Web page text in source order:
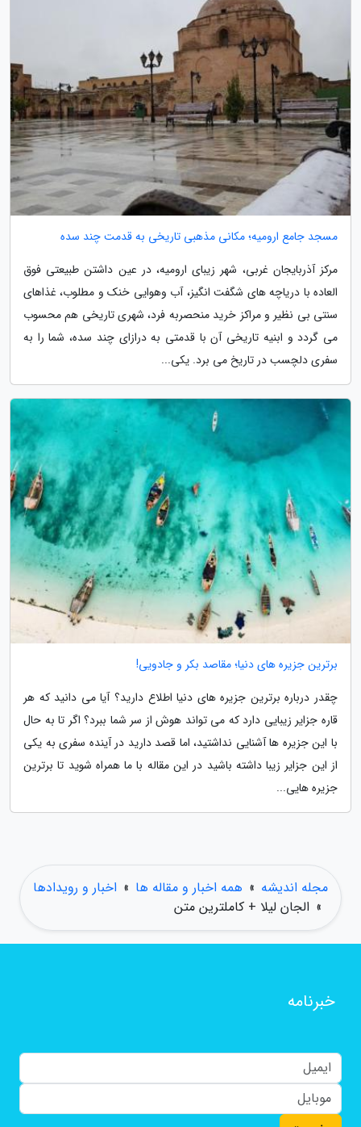
مسجد جامع ارومیه؛ مکانی مذهبی تاریخی به قدمت چند سده
مرکز آذربایجان غربی، شهر زیبای ارومیه، در عین داشتن طبیعتی فوق
العاده با دریاچه های شگفت انگیز، آب وهوایی خنک و مطلوب، غذاهای
سنتی بی نظیر و مراکز خرید منحصربه فرد، شهری تاریخی هم محسوب
می گردد و ابنیه تاریخی آن با قدمتی به درازای چند سده، شما را به
سفری دلچسب در تاریخ می برد. یکی...
برترین جزیره های دنیا؛ مقاصد بکر و جادویی!
چقدر درباره برترین جزیره های دنیا اطلاع دارید؟ آیا می دانید که هر
قاره جزایر زیبایی دارد که می تواند هوش از سر شما ببرد؟ اگر تا به حال
با این جزیره ها آشنایی نداشتید، اما قصد دارید در آینده سفری به یکی
از این جزایر زیبا داشته باشید در این مقاله با ما همراه شوید تا برترین
جزیره هایی...
مجله اندیشه » همه اخبار و مقاله ها » اخبار و رویدادها
» الجان لیلا + کاملترین متن
خبرنامه